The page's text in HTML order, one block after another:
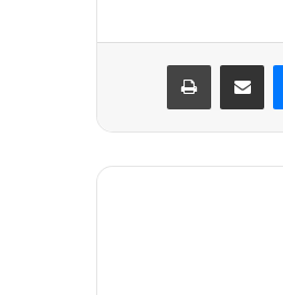
ماسنجر مشاركة عبر البريد طباعة